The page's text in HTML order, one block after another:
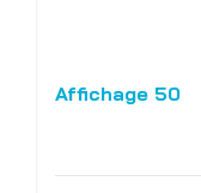
Affichage 50